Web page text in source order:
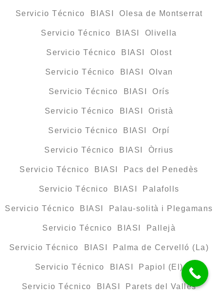
Servicio Técnico BIASI Olesa de Montserrat
Servicio Técnico BIASI Olivella
Servicio Técnico BIASI Olost
Servicio Técnico BIASI Olvan
Servicio Técnico BIASI Orís
Servicio Técnico BIASI Oristà
Servicio Técnico BIASI Orpí
Servicio Técnico BIASI Òrrius
Servicio Técnico BIASI Pacs del Penedès
Servicio Técnico BIASI Palafolls
Servicio Técnico BIASI Palau-solità i Plegamans
Servicio Técnico BIASI Pallejà
Servicio Técnico BIASI Palma de Cervelló (La)
Servicio Técnico BIASI Papiol (El)
Servicio Técnico BIASI Parets del Vallès